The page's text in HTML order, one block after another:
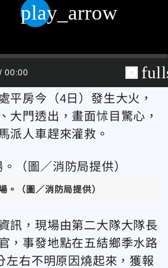
00:00
play_arrow
平房今（4日）發生大火，
大門透出，畫面怵目驚心，
派人車趕來灌救。
。 （圖／消防局提供）
訊，現場由第二大隊大隊長
，事發地點在五結鄉季水路
左右不明原因燒起來，獲報